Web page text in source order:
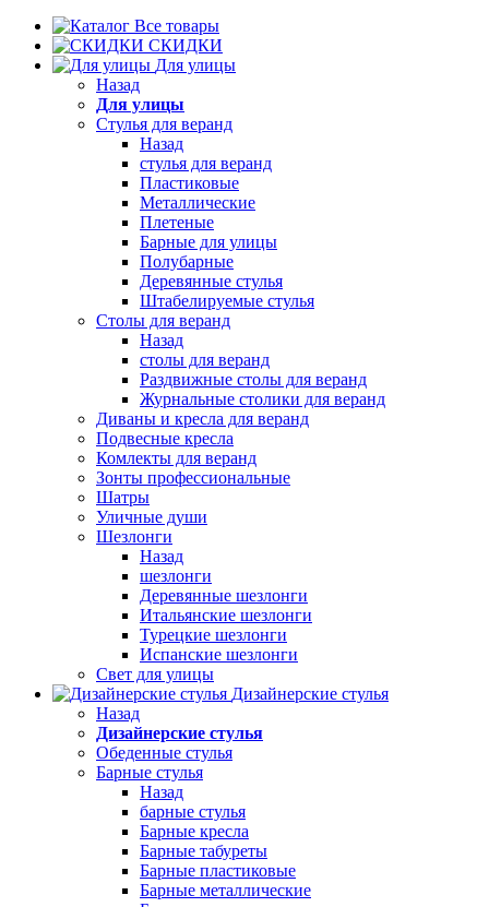
Все товары
СКИДКИ
Для улицы
Назад
Для улицы
Стулья для веранд
Назад
стулья для веранд
Пластиковые
Металлические
Плетеные
Барные для улицы
Полубарные
Деревянные стулья
Штабелируемые стулья
Столы для веранд
Назад
столы для веранд
Раздвижные столы для веранд
Журнальные столики для веранд
Диваны и кресла для веранд
Подвесные кресла
Комлекты для веранд
Зонты профессиональные
Шатры
Уличные души
Шезлонги
Назад
шезлонги
Деревянные шезлонги
Итальянские шезлонги
Турецкие шезлонги
Испанские шезлонги
Свет для улицы
Дизайнерские стулья
Назад
Дизайнерские стулья
Обеденные стулья
Барные стулья
Назад
барные стулья
Барные кресла
Барные табуреты
Барные пластиковые
Барные металлические